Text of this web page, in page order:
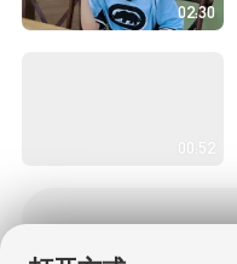
02:30
00:52